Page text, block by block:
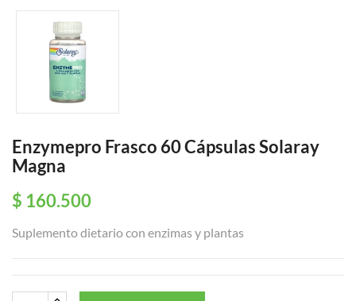
Enzymepro Frasco 60 Cápsulas Solaray
Magna
$ 160.500
Suplemento dietario con enzimas y plantas